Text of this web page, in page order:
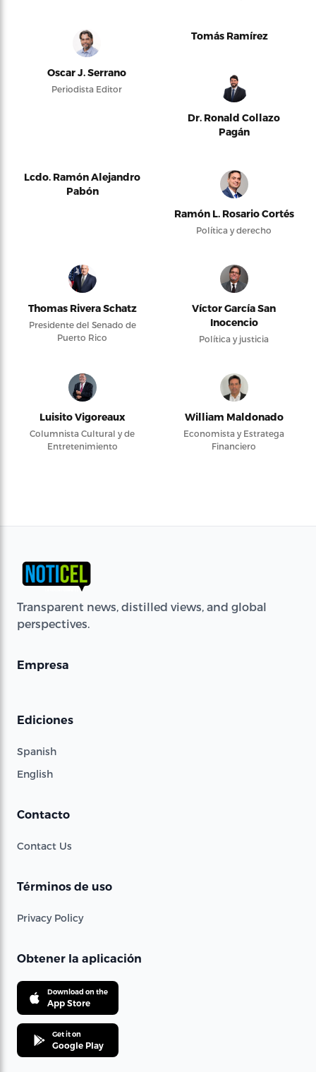
Oscar J. Serrano
Periodista Editor
Tomás Ramírez
Dr. Ronald Collazo
Pagán
Lcdo. Ramón Alejandro
Pabón
Ramón L. Rosario Cortés
Política y derecho
Thomas Rivera Schatz
Presidente del Senado de
Puerto Rico
Víctor García San
Inocencio
Política y justicia
Luisito Vigoreaux
Columnista Cultural y de
Entretenimiento
William Maldonado
Economista y Estratega
Financiero
Transparent news, distilled views, and global
perspectives.
Empresa
Ediciones
Spanish
English
Contacto
Contact Us
Términos de uso
Privacy Policy
Obtener la aplicación
Download on the
App Store
Get it on
Google Play